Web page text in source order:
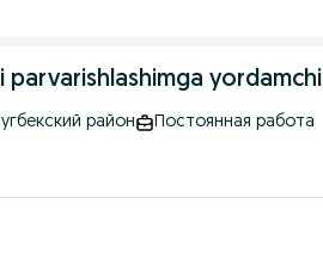
parvarishlashimga yordamchi
район
Постоянная работа